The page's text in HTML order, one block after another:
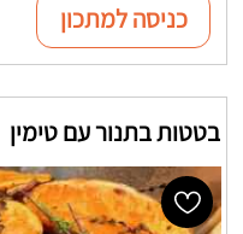
כניסה למתכון
בטטות בתנור עם טימין